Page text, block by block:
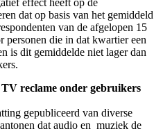
effect heeft op de
dat op basis van het gemiddeld
van de afgelopen 15
personen die in dat kwartier een
is dit gemiddelde niet lager dan
reclame onder gebruikers
gepubliceerd van diverse
dat audio en muziek de